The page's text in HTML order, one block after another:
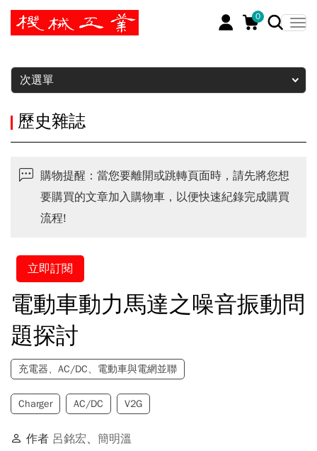
0
暫停
次選單
歷史雜誌
購物提醒：當您要離開或跳轉頁面時，請先將您想
要購買的文章加入購物車，以便快速紀錄完成購買
流程!
立即訂閱
電動車動力馬達之噪音振動問
題探討
充電器、AC/DC、電動車與電網並聯
Charger AC/DC V2G
作者 呂銘宏、 簡明溫